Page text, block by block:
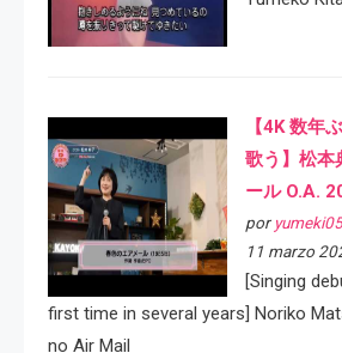
【4K 数年
歌う】松本
ール O.A.
por
11 marzo
[Singing
first time in several years] Noriko
no Air Mail